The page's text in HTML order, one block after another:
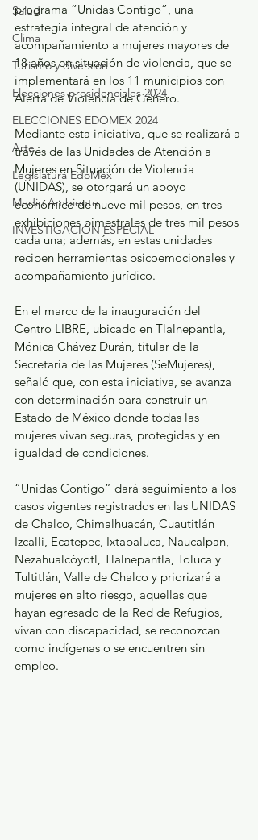
Salud
Clima
Turismo y diversión
Elecciones presidenciales 2024
ELECCIONES EDOMEX 2024
Arte
Legislatura EdoMéx
Medio Ambiente
INVESTIGACIÓN ESPECIAL
programa “Unidas Contigo”, una
estrategia integral de atención y
acompañamiento a mujeres mayores de
18 años en situación de violencia, que se
implementará en los 11 municipios con
Alerta de Violencia de Género.
Mediante esta iniciativa, que se realizará a
través de las Unidades de Atención a
Mujeres en Situación de Violencia
(UNIDAS), se otorgará un apoyo
económico de nueve mil pesos, en tres
exhibiciones bimestrales de tres mil pesos
cada una; además, en estas unidades
reciben herramientas psicoemocionales y
acompañamiento jurídico.
En el marco de la inauguración del
Centro LIBRE, ubicado en Tlalnepantla,
Mónica Chávez Durán, titular de la
Secretaría de las Mujeres (SeMujeres),
señaló que, con esta iniciativa, se avanza
con determinación para construir un
Estado de México donde todas las
mujeres vivan seguras, protegidas y en
igualdad de condiciones.
“Unidas Contigo” dará seguimiento a los
casos vigentes registrados en las UNIDAS
de Chalco, Chimalhuacán, Cuautitlán
Izcalli, Ecatepec, Ixtapaluca, Naucalpan,
Nezahualcóyotl, Tlalnepantla, Toluca y
Tultitlán, Valle de Chalco y priorizará a
mujeres en alto riesgo, aquellas que
hayan egresado de la Red de Refugios,
vivan con discapacidad, se reconozcan
como indígenas o se encuentren sin
empleo.